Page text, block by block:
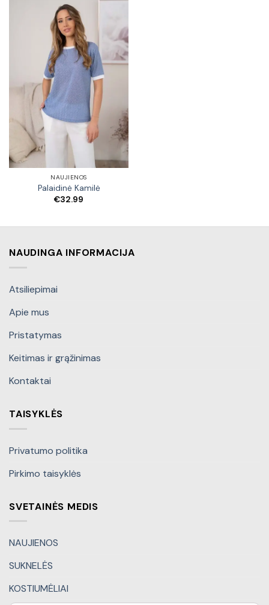
NAUJIENOS
Palaidinė Kamilė
€32.99
NAUDINGA INFORMACIJA
Atsiliepimai
Apie mus
Pristatymas
Keitimas ir grąžinimas
Kontaktai
TAISYKLĖS
Privatumo politika
Pirkimo taisyklės
SVETAINĖS MEDIS
NAUJIENOS
SUKNELĖS
KOSTIUMĖLIAI